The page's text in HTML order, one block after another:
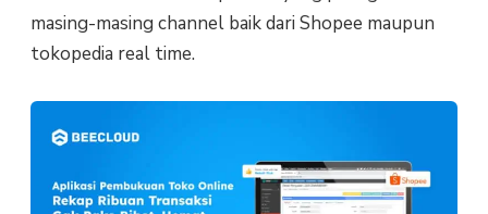
masing-masing channel baik dari Shopee maupun
tokopedia real time.